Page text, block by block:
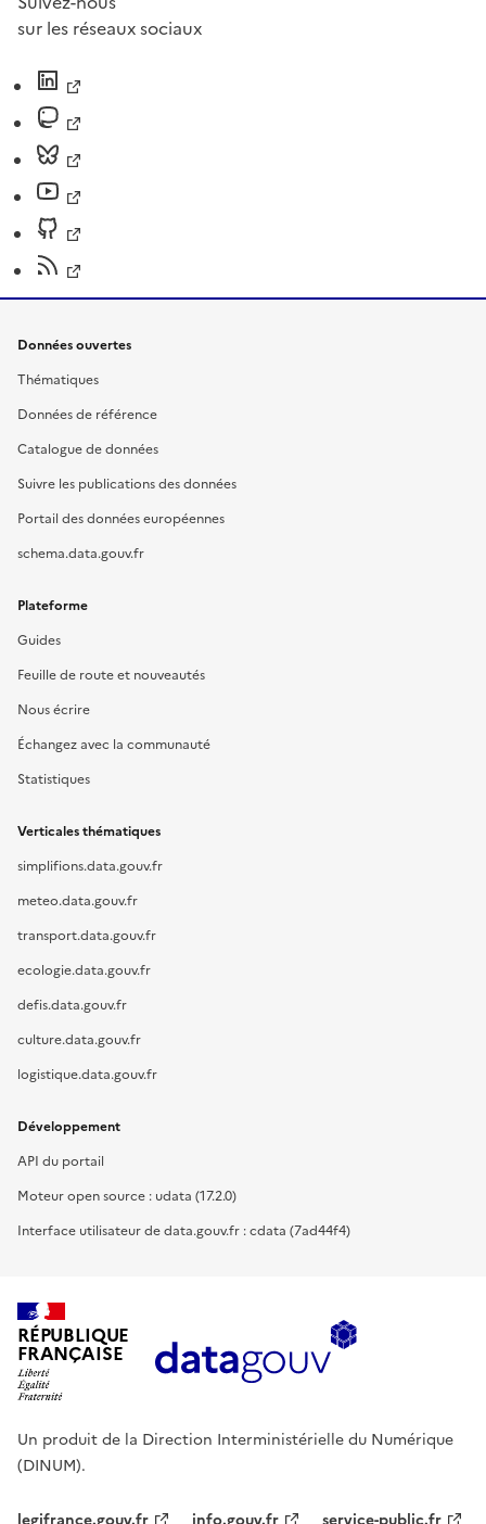
sur les réseaux sociaux
Données ouvertes
Thématiques
Données de référence
Catalogue de données
Suivre les publications des données
Portail des données européennes
schema.data.gouv.fr
Plateforme
Guides
Feuille de route et nouveautés
Nous écrire
Échangez avec la communauté
Statistiques
Verticales thématiques
simplifions.data.gouv.fr
meteo.data.gouv.fr
transport.data.gouv.fr
ecologie.data.gouv.fr
defis.data.gouv.fr
culture.data.gouv.fr
logistique.data.gouv.fr
Développement
API du portail
Moteur open source : udata (17.2.0)
Interface utilisateur de data.gouv.fr : cdata (7ad44f4)
RÉPUBLIQUE
FRANÇAISE
Un produit de la Direction Interministérielle du Numérique
(DINUM).